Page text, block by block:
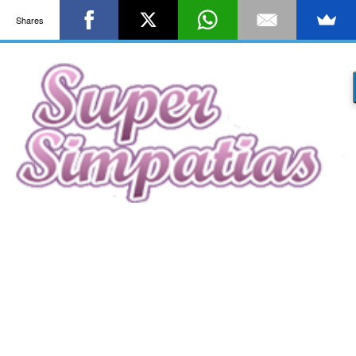
Shares